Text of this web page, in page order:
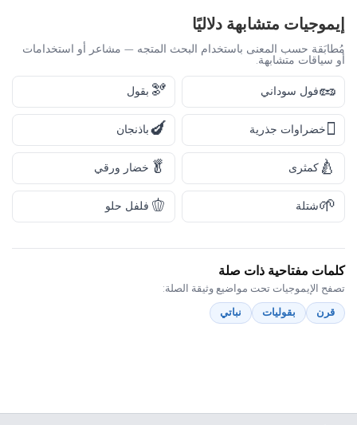
إيموجيات متشابهة دلاليًا
مُطابَقة حسب المعنى باستخدام البحث المتجه — مشاعر أو استخدامات
أو سياقات متشابهة.
🥜فول سوداني 🫘 بقول
🫜خضراوات جذرية 🍆باذنجان
🍐 كمثرى 🥬 خضار ورقي
🌱شتلة 🫑 فلفل حلو
كلمات مفتاحية ذات صلة
تصفح الإيموجيات تحت مواضيع وثيقة الصلة:
قرن
بقوليات نباتي